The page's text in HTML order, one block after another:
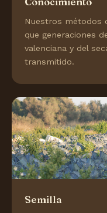
Nuestros métodos
que generaciones
valenciana y del
transmitido.
Semilla